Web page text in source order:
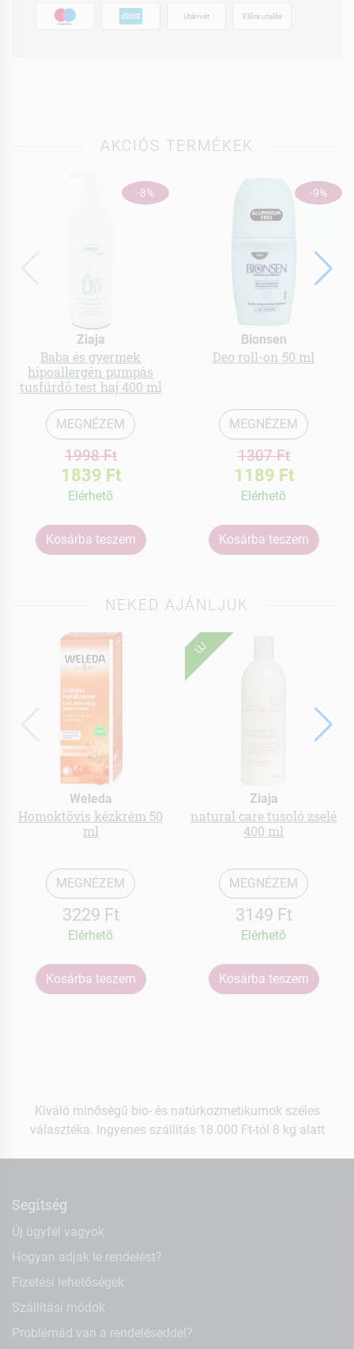
Utánvét Előre utalás
AKCIÓS TERMÉKEK
-8%
Ziaja
Baba és gyermek
hipoallergén pumpás
tusfürdő test haj 400 ml
MEGNÉZEM
1998 Ft
1839 Ft
Elérhetõ
Kosárba teszem
-9%
Bionsen
Deo roll-on 50 ml
MEGNÉZEM
1307 Ft
1189 Ft
Elérhetõ
Kosárba teszem
NEKED AJÁNLJUK
Weleda
Homoktövis kézkrém 50
ml
MEGNÉZEM
3229 Ft
Elérhetõ
Kosárba teszem
ÚJ
Ziaja
natural care tusoló zselé
400 ml
MEGNÉZEM
3149 Ft
Elérhetõ
Kosárba teszem
Kiváló minőségű bio- és natúrkozmetikumok széles
választéka. Ingyenes szállítás 18.000 Ft-tól 8 kg alatt
Segítség
Új ügyfél vagyok
Hogyan adjak le rendelést?
Fizetési lehetőségek
Szállítási módok
Problémád van a rendeléseddel?